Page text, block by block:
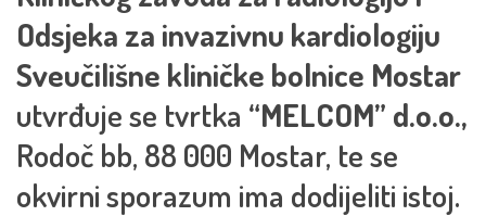
Odsjeka za invazivnu kardiologiju
Sveučilišne kliničke bolnice Mostar
utvrđuje se tvrtka “MELCOM” d.o.o.,
Rodoč bb, 88 000 Mostar, te se
okvirni sporazum ima dodijeliti istoj.